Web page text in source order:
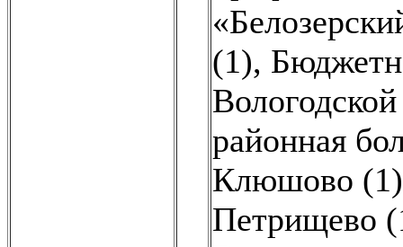
(1),
районная
Клюшово (1)
Петрищево